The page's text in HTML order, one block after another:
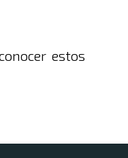
estos